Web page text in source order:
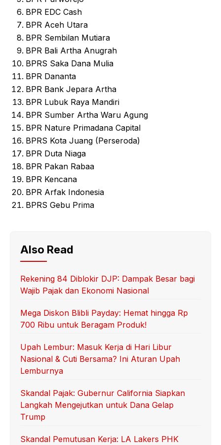
BPR EDC Cash
BPR Aceh Utara
BPR Sembilan Mutiara
BPR Bali Artha Anugrah
BPRS Saka Dana Mulia
BPR Dananta
BPR Bank Jepara Artha
BPR Lubuk Raya Mandiri
BPR Sumber Artha Waru Agung
BPR Nature Primadana Capital
BPRS Kota Juang (Perseroda)
BPR Duta Niaga
BPR Pakan Rabaa
BPR Kencana
BPR Arfak Indonesia
BPRS Gebu Prima
Also Read
Rekening 84 Diblokir DJP: Dampak Besar bagi
Wajib Pajak dan Ekonomi Nasional
Mega Diskon Blibli Payday: Hemat hingga Rp
700 Ribu untuk Beragam Produk!
Upah Lembur: Masuk Kerja di Hari Libur
Nasional & Cuti Bersama? Ini Aturan Upah
Lemburnya
Skandal Pajak: Gubernur California Siapkan
Langkah Mengejutkan untuk Dana Gelap
Trump
Skandal Pemutusan Kerja: LA Lakers PHK